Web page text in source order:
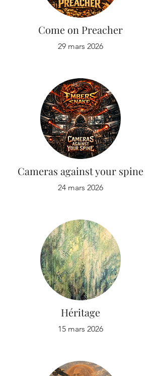
Come on Preacher
29 mars 2026
Cameras against your spine
24 mars 2026
Héritage
15 mars 2026